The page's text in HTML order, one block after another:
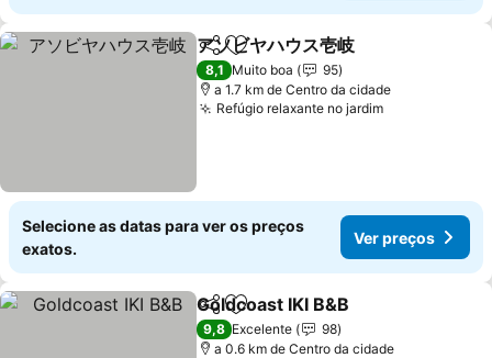
PartilharAdicionar aos favoritos
アソビヤハウス壱岐
8,1 Muito boa
95
a 1.7 km de Centro da cidade
Refúgio relaxante no jardimVer preços
Selecione as datas para ver os preços
exatos.
Ver preços
PartilharAdicionar aos favoritos
Goldcoast IKI B&B
9,8 Excelente
98
a 0.6 km de Centro da cidade